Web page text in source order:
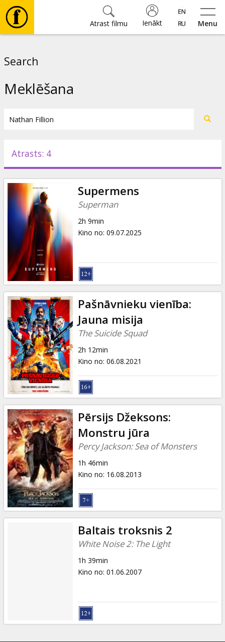
Menu
Ienākt
Atrast filmu
Pasākumi
Ziņas
Dāvanu
kartes
Uzkodas
B2B
Kino
Klubs
Search
Meklēšana
Atrasts: 4
Supermens
Superman
2h 9min
Kino no: 09.07.2025
Pašnāvnieku vienība:
Jauna misija
The Suicide Squad
2h 12min
Kino no: 06.08.2021
Pērsijs Džeksons:
Monstru jūra
Percy Jackson: Sea of Monsters
1h 46min
Kino no: 16.08.2013
Baltais troksnis 2
White Noise 2: The Light
1h 39min
Kino no: 01.06.2007